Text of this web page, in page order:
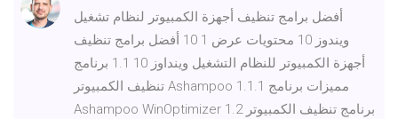
أفضل برامج تنظيف أجهزة الكمبيوتر لنظام تشغيل
ويندوز 10 محتويات عرض 1 10 أفضل برامج تنظيف
أجهزة الكمبيوتر للنظام التشغيل وينداوز 10 1.1 برنامج
تنظيف الكمبيوتر Ashampoo 1.1.1 مميزات برنامج
Ashampoo WinOptimizer 1.2 برنامج تنظيف الكمبيوتر